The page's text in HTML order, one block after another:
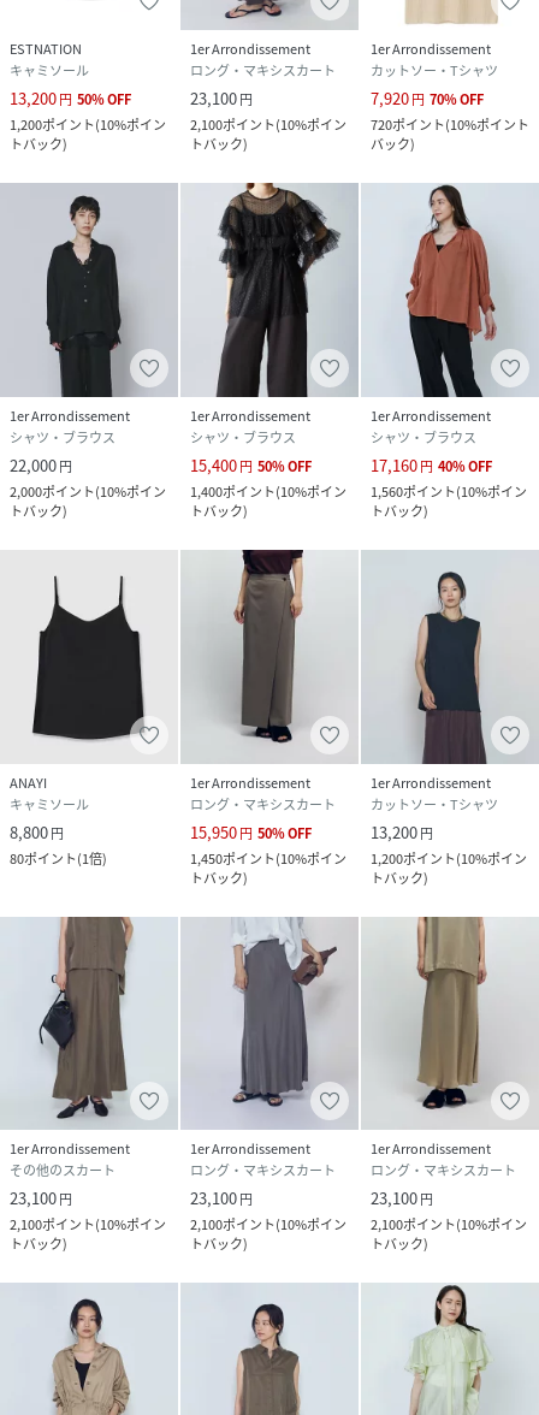
ESTNATION
キャミソール
13,200円 50%OFF
1,200ポイント(10%ポイン
トバック)
1er Arrondissement
ロング・マキシスカート
23,100円
2,100ポイント(10%ポイン
トバック)
1er Arrondissement
カットソー・Tシャツ
7,920円 70%OFF
720ポイント(10%ポイント
バック)
1er Arrondissement
シャツ・ブラウス
22,000円
2,000ポイント(10%ポイン
トバック)
1er Arrondissement
シャツ・ブラウス
15,400円 50%OFF
1,400ポイント(10%ポイン
トバック)
1er Arrondissement
シャツ・ブラウス
17,160円 40%OFF
1,560ポイント(10%ポイン
トバック)
ANAYI
キャミソール
8,800円
80ポイント(1倍)
1er Arrondissement
ロング・マキシスカート
15,950円 50%OFF
1,450ポイント(10%ポイン
トバック)
1er Arrondissement
カットソー・Tシャツ
13,200円
1,200ポイント(10%ポイン
トバック)
1er Arrondissement
その他のスカート
23,100円
2,100ポイント(10%ポイン
トバック)
1er Arrondissement
ロング・マキシスカート
23,100円
2,100ポイント(10%ポイン
トバック)
1er Arrondissement
ロング・マキシスカート
23,100円
2,100ポイント(10%ポイン
トバック)